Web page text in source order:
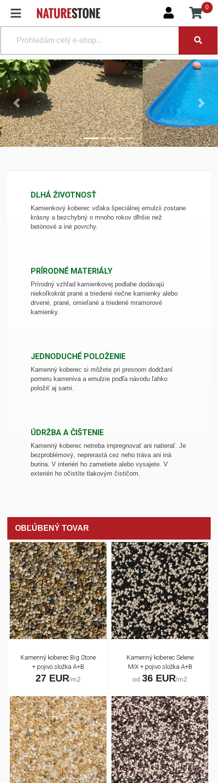
Previous Next
DLHÁ ŽIVOTNOSŤ
Kamienkový koberec vďaka špeciálnej emulzii zostane
krásny a bezchybný o mnoho rokov dlhšie než
betónové a iné povrchy.
PRÍRODNÉ MATERIÁLY
Prírodný vzhľad kamienkovej podlahe dodávajú
niekoľkokrát prané a triedené riečne kamienky alebo
drvené, prané, omieľané a triedené mramorové
kamienky.
JEDNODUCHÉ POLOŽENIE
Kamenný koberec si môžete pri presnom dodržaní
pomeru kameniva a emulzie podľa návodu ľahko
položiť aj sami.
ÚDRŽBA A ČIŠTENIE
Kamenný koberec netreba impregnovať ani natierať. Je
bezproblémový, neprerastá cez neho tráva ani iná
burina. V interiéri ho zametiete alebo vysajete. V
exteriéri ho očistíte tlakovým čističom.
OBĽÚBENÝ TOVAR
Kamenný koberec Big Stone
+ pojivo složka A+B
27 EUR/m2
Kamenný koberec Selene
MIX + pojivo složka A+B
od 36 EUR/m2
0